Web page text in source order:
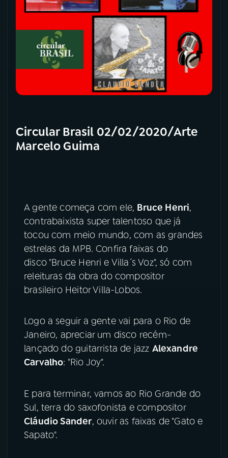
Circular Brasil 02/02/2020/Arte
Marcelo Guima
A gente começa com ele, Bruce Henri,
contrabaixista super talentoso que já
tocou com meio mundo, com as grandes
estrelas da MPB. Confira faixas do
disco "Bruce Henri e Villa´s Voz", só com
releituras da obra do compositor
brasileiro Heitor Villa-Lobos.
Logo a seguir a gente vai para o Rio de
Janeiro, apreciar um disco recém-
lançado do guitarrista de jazz Alexandre
Carvalho: "Rio Joy".
E para terminar, vamos ao Rio Grande do
Sul, terra do saxofonista e compositor
Cláudio Sander, ouvir as faixas de "Gato e
Sapato".